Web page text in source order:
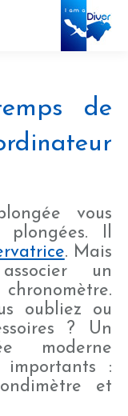
de
vous
Il
. Mais
un
oubliez ou
? Un
moderne
:
et